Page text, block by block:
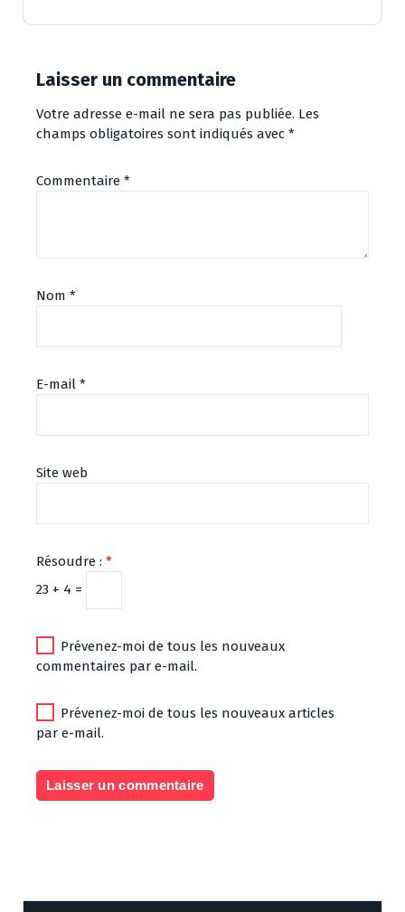
Laisser un commentaire
Votre adresse e-mail ne sera pas publiée. Les
champs obligatoires sont indiqués avec *
Commentaire *
Nom *
E-mail *
Site web
Résoudre : *
23 + 4 =
Prévenez-moi de tous les nouveaux
commentaires par e-mail.
Prévenez-moi de tous les nouveaux articles
par e-mail.